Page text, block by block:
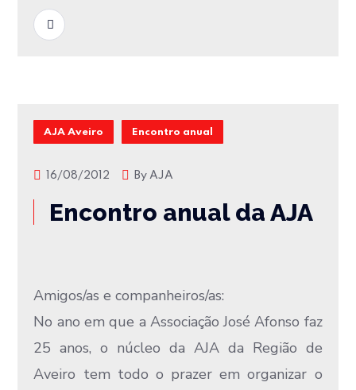
AJA Aveiro Encontro anual
16/08/2012 ByAJA
Encontro anual da AJA
Amigos/as e companheiros/as:
No ano em que a Associação José Afonso faz
25 anos, o núcleo da AJA da Região de
Aveiro tem todo o prazer em organizar o